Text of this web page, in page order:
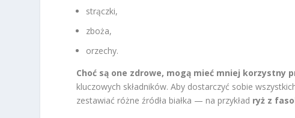
strączki,
zboża,
orzechy.
Choć są one zdrowe, mogą mieć mniej korzystny
kluczowych składników. Aby dostarczyć sobie
zestawiać różne źródła białka — na przykład ryż z